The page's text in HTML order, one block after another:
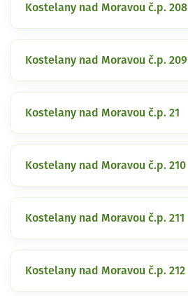
Kostelany nad Moravou č.p. 208
Kostelany nad Moravou č.p. 209
Kostelany nad Moravou č.p. 21
Kostelany nad Moravou č.p. 210
Kostelany nad Moravou č.p. 211
Kostelany nad Moravou č.p. 212